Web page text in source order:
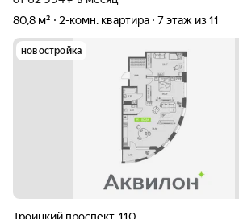
80,8 м²
2-комн. квартира 7 этаж из 11
новостройка